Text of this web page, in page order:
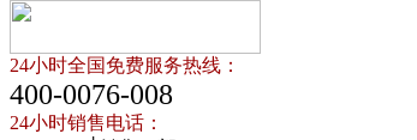
24小时全国免费服务热线：
400-0076-008
24小时销售电话：